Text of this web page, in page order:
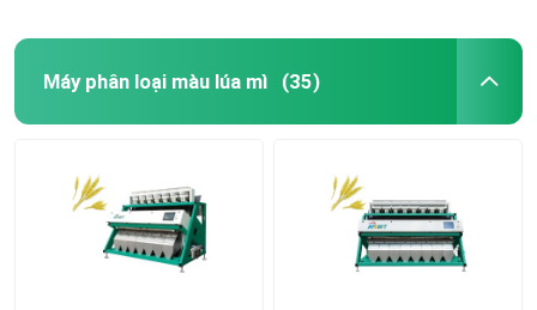
Về chúng tôi
Sản phẩm
Máy phân loại màu lúa mì (35)